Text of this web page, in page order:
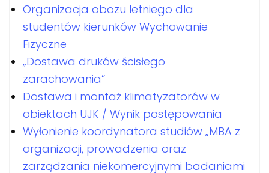
Organizacja obozu letniego dla
studentów kierunków Wychowanie
Fizyczne
„Dostawa druków ścisłego
zarachowania”
Dostawa i montaż klimatyzatorów w
obiektach UJK / Wynik postępowania
Wyłonienie koordynatora studiów „MBA z
organizacji, prowadzenia oraz
zarządzania niekomercyjnymi badaniami